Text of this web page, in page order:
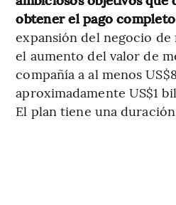
obtener el pago
expansión del negocio de
el aumento del valor de
compañía a al menos
aproximadamente US$1
El plan tiene una duración